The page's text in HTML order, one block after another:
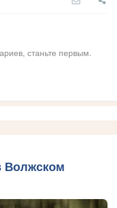
станьте первым.
Волжском